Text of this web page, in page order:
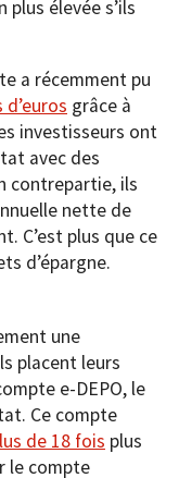
élevée s’ils
a récemment pu
grâce à
investisseurs ont
avec des
contrepartie, ils
nette de
C’est plus que ce
d’épargne.
une
placent leurs
e-DEPO, le
Ce compte
de 18 fois plus
le compte